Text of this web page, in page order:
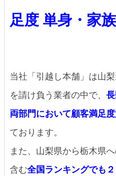
足度 単身・家
当社「引越し本舗」は山
を請け負う業者の中で、
両部門において顧客満足
ております。
また、山梨県から栃木県
含む全国ランキングでも